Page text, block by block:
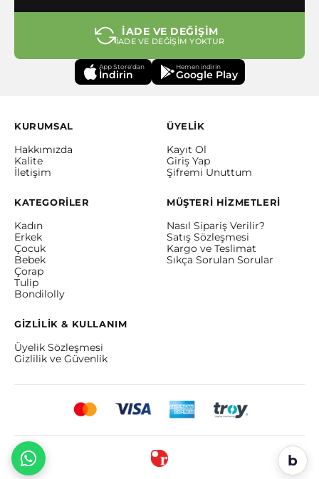
İADE VE DEĞİŞİM
İADE VE DEĞİŞİM YOKTUR
App Store'dan
İndirin
Hemen indirin
Google Play
KURUMSAL
Hakkımızda
Kalite
İletişim
ÜYELİK
Kayıt Ol
Giriş Yap
Şifremi Unuttum
KATEGORİLER
Kadın
Erkek
Çocuk
Bebek
Çorap
Tulip
Bondilolly
MÜŞTERİ HİZMETLERİ
Nasıl Sipariş Verilir?
Satış Sözleşmesi
Kargo ve Teslimat
Sıkça Sorulan Sorular
GİZLİLİK & KULLANIM
Üyelik Sözleşmesi
Gizlilik ve Güvenlik
b